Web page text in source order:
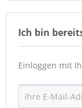
Ich bin
Einloggen mit